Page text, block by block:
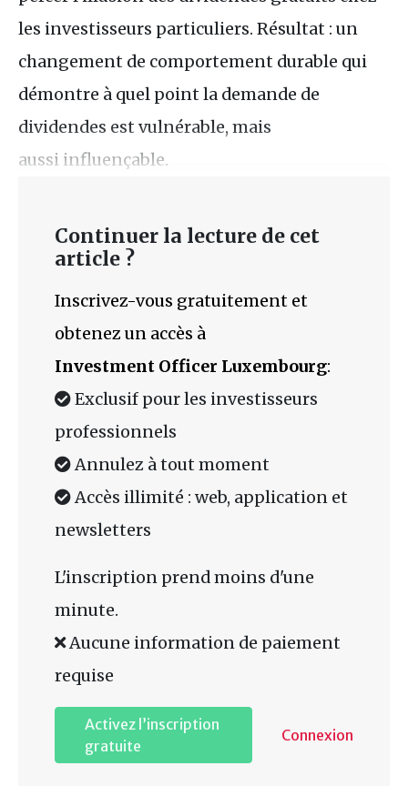
les investisseurs particuliers. Résultat : un
changement de comportement durable qui
démontre à quel point la demande de
dividendes est vulnérable, mais
aussi influençable.
Continuer la lecture de cet
article ?
Inscrivez-vous gratuitement et
obtenez un accès à
Investment Officer Luxembourg:
Exclusif pour les investisseurs
professionnels
Annulez à tout moment
Accès illimité : web, application et
newsletters
L'inscription prend moins d'une
minute.
Aucune information de paiement
requise
Activez l’inscription
gratuite
Connexion